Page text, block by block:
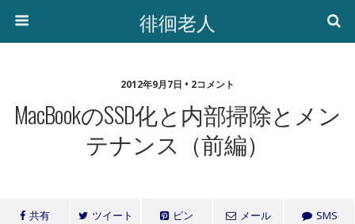
徘徊老人
2012年9月7日 • 2コメント
MacBookのSSD化と内部掃除とメン
テナンス（前編）
共有 ツイート ピン メール SMS